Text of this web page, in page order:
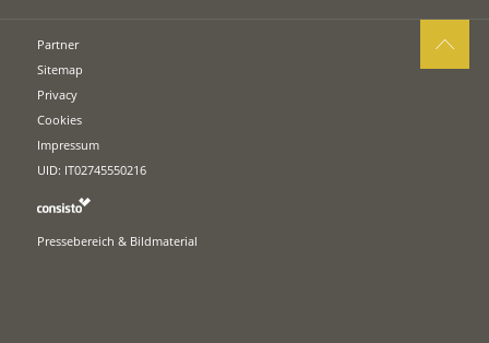
Partner
Sitemap
Privacy
Cookies
Impressum
UID: IT02745550216
Pressebereich & Bildmaterial